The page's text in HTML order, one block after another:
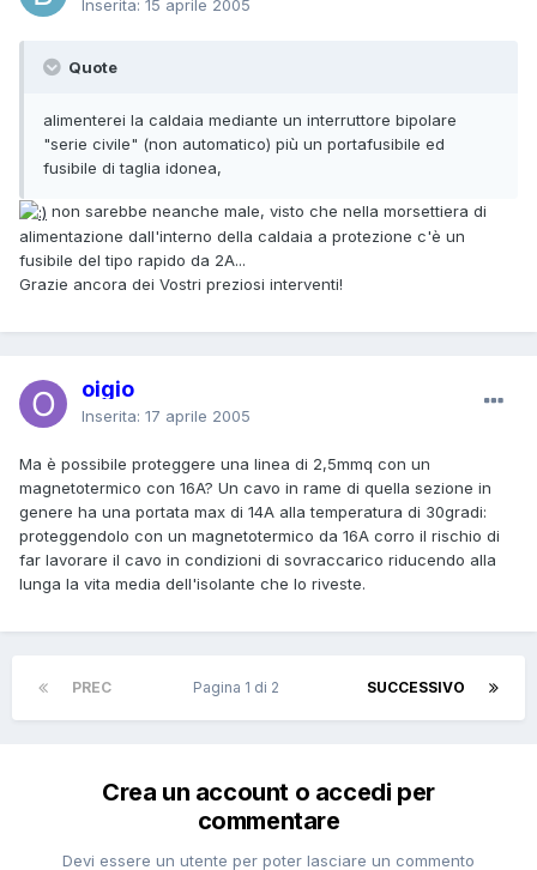
Inserita: 15 aprile 2005
Quote
alimenterei la caldaia mediante un interruttore bipolare
"serie civile" (non automatico) più un portafusibile ed
fusibile di taglia idonea,
non sarebbe neanche male, visto che nella morsettiera di
alimentazione dall'interno della caldaia a protezione c'è un
fusibile del tipo rapido da 2A...
Grazie ancora dei Vostri preziosi interventi!
oigio
Inserita: 17 aprile 2005
Ma è possibile proteggere una linea di 2,5mmq con un
magnetotermico con 16A? Un cavo in rame di quella sezione in
genere ha una portata max di 14A alla temperatura di 30gradi:
proteggendolo con un magnetotermico da 16A corro il rischio di
far lavorare il cavo in condizioni di sovraccarico riducendo alla
lunga la vita media dell'isolante che lo riveste.
PREC SUCCESSIVO
Pagina 1 di 2
Crea un account o accedi per
commentare
Devi essere un utente per poter lasciare un commento